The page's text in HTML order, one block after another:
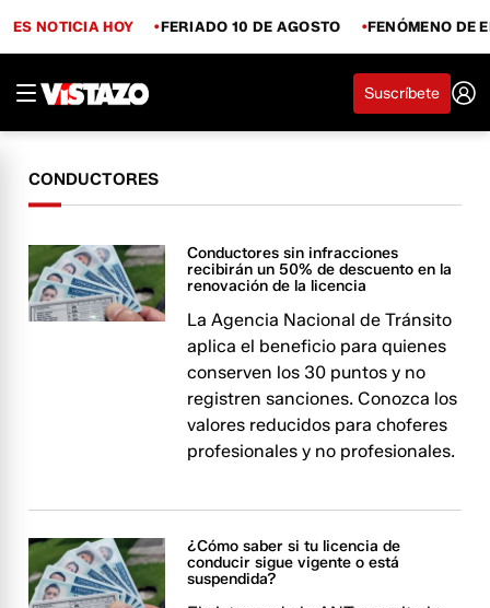
ES NOTICIA HOY FERIADO 10 DE AGOSTO FENÓMENO DE
Suscríbete
CONDUCTORES
Conductores sin infracciones
recibirán un 50% de descuento en la
renovación de la licencia
La Agencia Nacional de Tránsito
aplica el beneficio para quienes
conserven los 30 puntos y no
registren sanciones. Conozca los
valores reducidos para choferes
profesionales y no profesionales.
¿Cómo saber si tu licencia de
conducir sigue vigente o está
suspendida?